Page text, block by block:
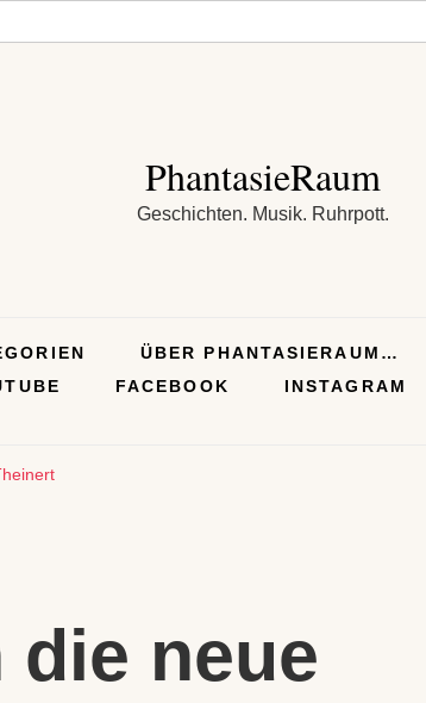
PhantasieRaum
Geschichten. Musik. Ruhrpott.
ÜBER PHANTASIERAUM…
FACEBOOK INSTAGRAM
die neue